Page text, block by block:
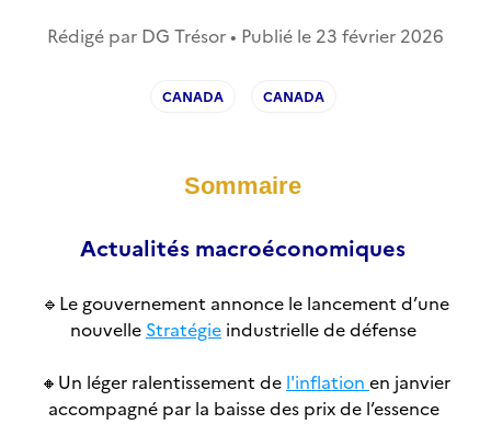
Rédigé par DG Trésor • Publié le 23 février 2026
CANADA CANADA
Sommaire
Actualités macroéconomiques
🔹 Le gouvernement annonce le lancement d’une
nouvelle Stratégie industrielle de défense
🔸 Un léger ralentissement de l'inflation en janvier
accompagné par la baisse des prix de l’essence